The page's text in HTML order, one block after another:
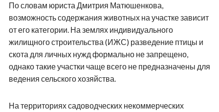
По словам юриста Дмитрия Матюшенкова,
возможность содержания животных на участке зависит
от его категории. На землях индивидуального
жилищного строительства (ИЖС) разведение птицы и
скота для личных нужд формально не запрещено,
однако такие участки чаще всего не предназначены для
ведения сельского хозяйства.
На территориях садоводческих некоммерческих